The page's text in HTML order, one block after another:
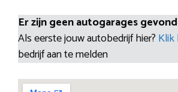
Er zijn geen autogarages
Als eerste jouw autobedrijf hier? Klik
bedrijf aan te melden